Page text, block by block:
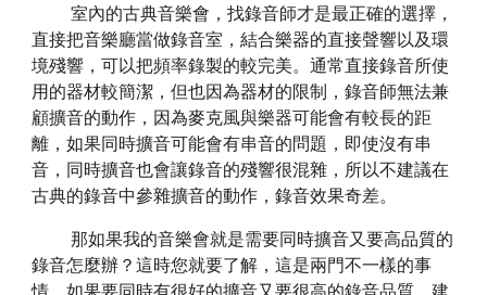
室內的古典音樂會，找錄音師才是最正確的選擇，
直接把音樂廳當做錄音室，結合樂器的直接聲響以及環
境殘響，可以把頻率錄製的較完美。通常直接錄音所使
用的器材較簡潔，但也因為器材的限制，錄音師無法兼
顧擴音的動作，因為麥克風與樂器可能會有較長的距
離，如果同時擴音可能會有串音的問題，即使沒有串
音，同時擴音也會讓錄音的殘響很混雜，所以不建議在
古典的錄音中參雜擴音的動作，錄音效果奇差。
那如果我的音樂會就是需要同時擴音又要高品質的
錄音怎麼辦？這時您就要了解，這是兩門不一樣的事